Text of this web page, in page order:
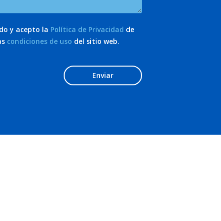
y acepto la Política de Privacidad de
condiciones de uso del sitio web.
Enviar